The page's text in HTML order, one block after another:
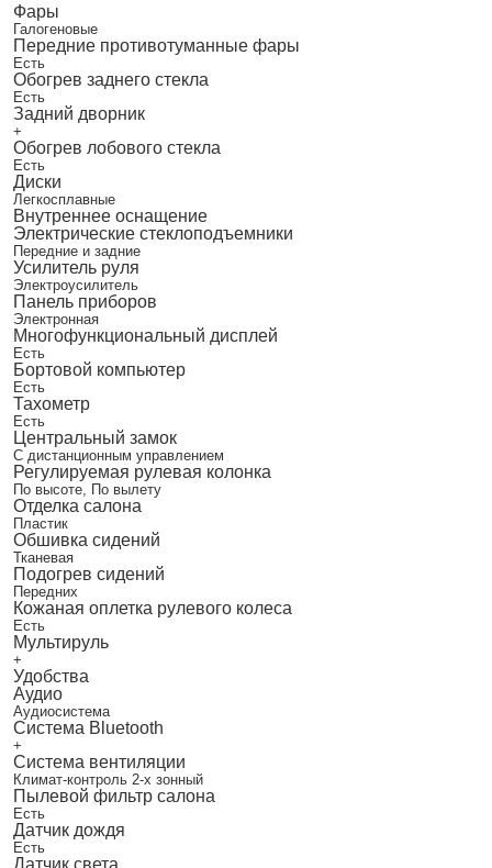
Фары
Галогеновые
Передние противотуманные фары
Есть
Обогрев заднего стекла
Есть
Задний дворник
+
Обогрев лобового стекла
Есть
Диски
Легкосплавные
Внутреннее оснащение
Электрические стеклоподъемники
Передние и задние
Усилитель руля
Электроусилитель
Панель приборов
Электронная
Многофункциональный дисплей
Есть
Бортовой компьютер
Есть
Тахометр
Есть
Центральный замок
С дистанционным управлением
Регулируемая рулевая колонка
По высоте, По вылету
Отделка салона
Пластик
Обшивка сидений
Тканевая
Подогрев сидений
Передних
Кожаная оплетка рулевого колеса
Есть
Мультируль
+
Удобства
Аудио
Аудиосистема
Система Bluetooth
+
Система вентиляции
Климат-контроль 2-х зонный
Пылевой фильтр салона
Есть
Датчик дождя
Есть
Датчик света